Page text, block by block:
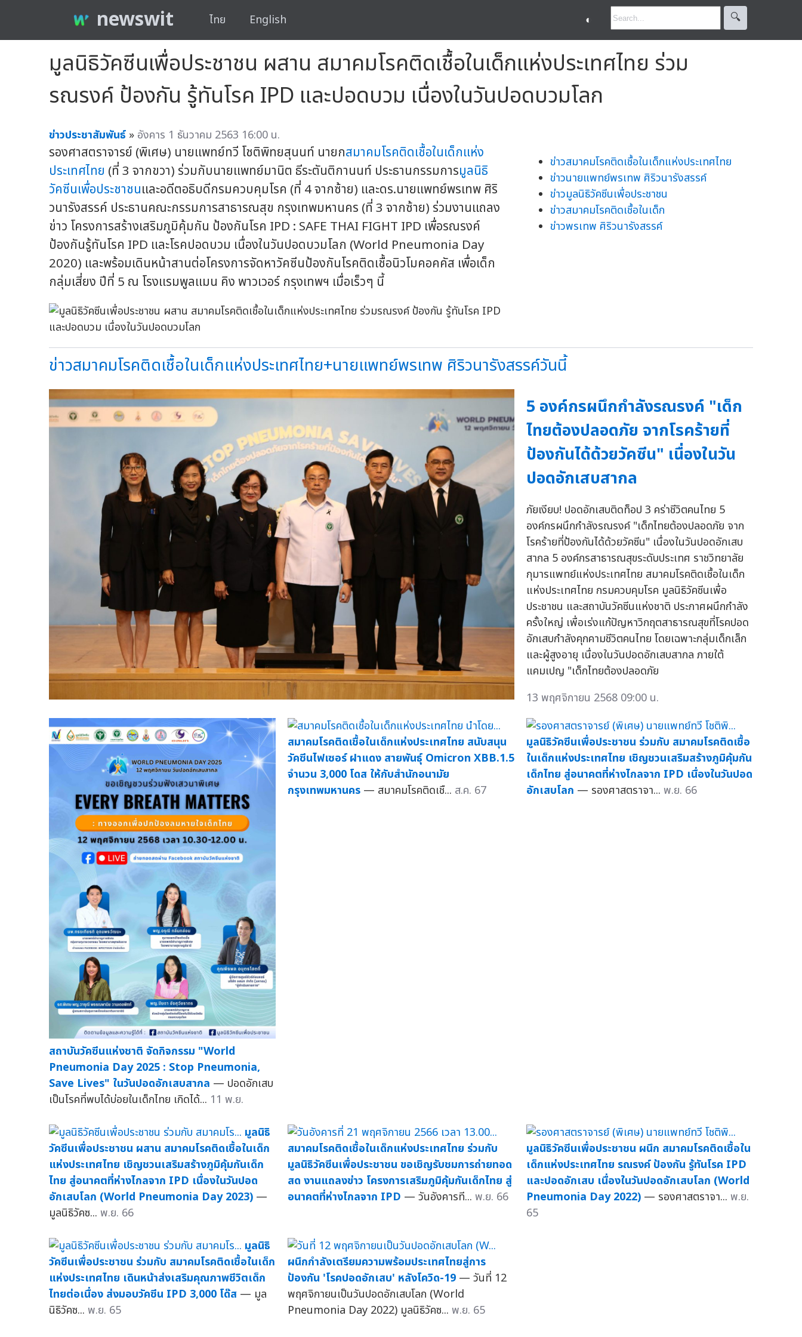
newswit ไทย English ◐ 🔍︎
มูลนิธิวัคซีนเพื่อประชาชน ผสาน สมาคมโรคติดเชื้อในเด็กแห่งประเทศไทย ร่วม
รณรงค์ ป้องกัน รู้ทันโรค IPD และปอดบวม เนื่องในวันปอดบวมโลก
ข่าวประชาสัมพันธ์ » อังคาร 1 ธันวาคม 2563 16:00 น.
รองศาสตราจารย์ (พิเศษ) นายแพทย์ทวี โชติพิทยสุนนท์ นายกสมาคมโรคติดเชื้อในเด็กแห่ง
ประเทศไทย (ที่ 3 จากขวา) ร่วมกับนายแพทย์มานิต ธีระตันติกานนท์ ประธานกรรมการมูลนิธิ
วัคซีนเพื่อประชาชนและอดีตอธิบดีกรมควบคุมโรค (ที่ 4 จากซ้าย) และดร.นายแพทย์พรเทพ ศิริ
วนารังสรรค์ ประธานคณะกรรมการสาธารณสุข กรุงเทพมหานคร (ที่ 3 จากซ้าย) ร่วมงานแถลง
ข่าว โครงการสร้างเสริมภูมิคุ้มกัน ป้องกันโรค IPD : SAFE THAI FIGHT IPD เพื่อรณรงค์
ป้องกันรู้ทันโรค IPD และโรคปอดบวม เนื่องในวันปอดบวมโลก (World Pneumonia Day
2020) และพร้อมเดินหน้าสานต่อโครงการจัดหาวัคซีนป้องกันโรคติดเชื้อนิวโมคอคคัส เพื่อเด็ก
กลุ่มเสี่ยง ปีที่ 5 ณ โรงแรมพูลแมน คิง พาวเวอร์ กรุงเทพฯ เมื่อเร็วๆ นี้
ข่าวสมาคมโรคติดเชื้อในเด็กแห่งประเทศไทย
ข่าวนายแพทย์พรเทพ ศิริวนารังสรรค์
ข่าวมูลนิธิวัคซีนเพื่อประชาชน
ข่าวสมาคมโรคติดเชื้อในเด็ก
ข่าวพรเทพ ศิริวนารังสรรค์
ข่าวสมาคมโรคติดเชื้อในเด็กแห่งประเทศไทย+นายแพทย์พรเทพ ศิริวนารังสรรค์วันนี้
5 องค์กรผนึกกำลังรณรงค์ "เด็ก
ไทยต้องปลอดภัย จากโรคร้ายที่
ป้องกันได้ด้วยวัคซีน" เนื่องในวัน
ปอดอักเสบสากล
ภัยเงียบ! ปอดอักเสบติดท็อป 3 คร่าชีวิตคนไทย 5
องค์กรผนึกกำลังรณรงค์ "เด็กไทยต้องปลอดภัย จาก
โรคร้ายที่ป้องกันได้ด้วยวัคซีน" เนื่องในวันปอดอักเสบ
สากล 5 องค์กรสาธารณสุขระดับประเทศ ราชวิทยาลัย
กุมารแพทย์แห่งประเทศไทย สมาคมโรคติดเชื้อในเด็ก
แห่งประเทศไทย กรมควบคุมโรค มูลนิธิวัคซีนเพื่อ
ประชาชน และสถาบันวัคซีนแห่งชาติ ประกาศผนึกกำลัง
ครั้งใหญ่ เพื่อเร่งแก้ปัญหาวิกฤตสาธารณสุขที่โรคปอด
อักเสบกำลังคุกคามชีวิตคนไทย โดยเฉพาะกลุ่มเด็กเล็ก
และผู้สูงอายุ เนื่องในวันปอดอักเสบสากล ภายใต้
แคมเปญ "เด็กไทยต้องปลอดภัย
13 พฤศจิกายน 2568 09:00 น.
สถาบันวัคซีนแห่งชาติ จัดกิจกรรม "World
Pneumonia Day 2025 : Stop Pneumonia,
Save Lives" ในวันปอดอักเสบสากล — ปอดอักเสบ
เป็นโรคที่พบได้บ่อยในเด็กไทย เกิดได้... 11 พ.ย.
สมาคมโรคติดเชื้อในเด็กแห่งประเทศไทย สนับสนุน
วัคซีนไฟเซอร์ ฝาแดง สายพันธุ์ Omicron XBB.1.5
จำนวน 3,000 โดส ให้กับสำนักอนามัย
กรุงเทพมหานคร — สมาคมโรคติดเชื... ส.ค. 67
มูลนิธิวัคซีนเพื่อประชาชน ร่วมกับ สมาคมโรคติดเชื้อ
ในเด็กแห่งประเทศไทย เชิญชวนเสริมสร้างภูมิคุ้มกัน
เด็กไทย สู่อนาคตที่ห่างไกลจาก IPD เนื่องในวันปอด
อักเสบโลก — รองศาสตราจา... พ.ย. 66
มูลนิธิ
วัคซีนเพื่อประชาชน ผสาน สมาคมโรคติดเชื้อในเด็ก
แห่งประเทศไทย เชิญชวนเสริมสร้างภูมิคุ้มกันเด็ก
ไทย สู่อนาคตที่ห่างไกลจาก IPD เนื่องในวันปอด
อักเสบโลก (World Pneumonia Day 2023) —
มูลนิธิวัคซ... พ.ย. 66
สมาคมโรคติดเชื้อในเด็กแห่งประเทศไทย ร่วมกับ
มูลนิธิวัคซีนเพื่อประชาชน ขอเชิญรับชมการถ่ายทอด
สด งานแถลงข่าว โครงการเสริมภูมิคุ้มกันเด็กไทย สู่
อนาคตที่ห่างไกลจาก IPD — วันอังคารที... พ.ย. 66
มูลนิธิวัคซีนเพื่อประชาชน ผนึก สมาคมโรคติดเชื้อใน
เด็กแห่งประเทศไทย รณรงค์ ป้องกัน รู้ทันโรค IPD
และปอดอักเสบ เนื่องในวันปอดอักเสบโลก (World
Pneumonia Day 2022) — รองศาสตราจา... พ.ย.
65
มูลนิธิ
วัคซีนเพื่อประชาชน ร่วมกับ สมาคมโรคติดเชื้อในเด็ก
แห่งประเทศไทย เดินหน้าส่งเสริมคุณภาพชีวิตเด็ก
ไทยต่อเนื่อง ส่งมอบวัคซีน IPD 3,000 โด๊ส — มูล
นิธิวัคซ... พ.ย. 65
ผนึกกำลังเตรียมความพร้อมประเทศไทยสู่การ
ป้องกัน 'โรคปอดอักเสบ' หลังโควิด-19 — วันที่ 12
พฤศจิกายนเป็นวันปอดอักเสบโลก (World
Pneumonia Day 2022) มูลนิธิวัคซ... พ.ย. 65